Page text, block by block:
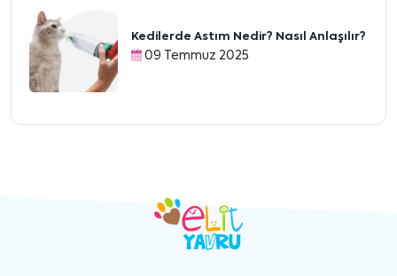
Kedilerde Astım Nedir? Nasıl Anlaşılır?
09 Temmuz 2025